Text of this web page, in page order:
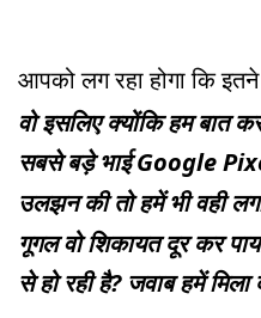
आपको लग रहा होगा कि
वो इसलिए क्योंकि हम बात
सबसे बड़े भाई Google
उलझन की तो हमें भी वही
गूगल वो शिकायत दूर कर
से हो रही है? जवाब हमें